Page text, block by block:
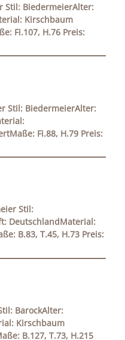
Stil: BiedermeierAlter:
Kirschbaum
Fi.107, H.76 Preis:
Stil: BiedermeierAlter:
Fi.88, H.79 Preis:
Stil:
DeutschlandMaterial:
B.83, T.45, H.73 Preis:
BarockAlter:
Kirschbaum
B.127, T.73, H.215